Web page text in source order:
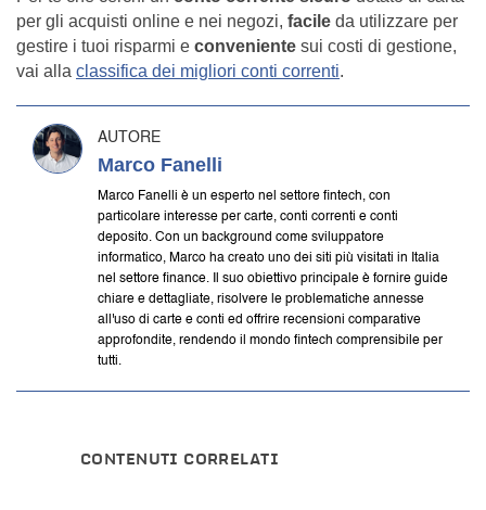
per gli acquisti online e nei negozi, facile da utilizzare per
gestire i tuoi risparmi e conveniente sui costi di gestione,
vai alla classifica dei migliori conti correnti.
AUTORE
Marco Fanelli
Marco Fanelli è un esperto nel settore fintech, con
particolare interesse per carte, conti correnti e conti
deposito. Con un background come sviluppatore
informatico, Marco ha creato uno dei siti più visitati in Italia
nel settore finance. Il suo obiettivo principale è fornire guide
chiare e dettagliate, risolvere le problematiche annesse
all'uso di carte e conti ed offrire recensioni comparative
approfondite, rendendo il mondo fintech comprensibile per
tutti.
CONTENUTI CORRELATI